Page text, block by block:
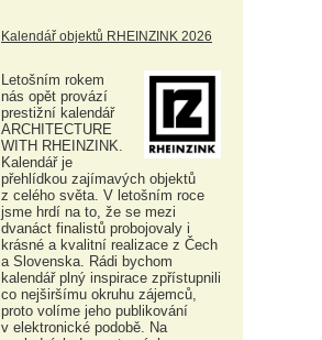
Kalendář objektů RHEINZINK 2026
Letošním rokem
nás opět provází
prestižní kalendář
ARCHITECTURE
WITH RHEINZINK.
Kalendář je
přehlídkou zajímavých objektů
z celého světa. V letošním roce
jsme hrdí na to, že se mezi
dvanáct finalistů probojovaly i
krásné a kvalitní realizace z Čech
a Slovenska. Rádi bychom
kalendář plný inspirace zpřístupnili
co nejširšímu okruhu zájemců,
proto volíme jeho publikování
v elektronické podobě. Na